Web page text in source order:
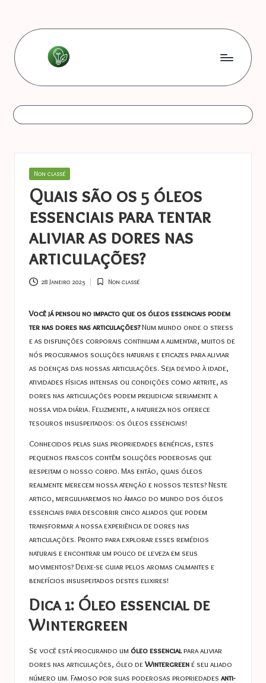
content
L
e
s
o
n
n
e
s
a
s
t
u
c
e
s
astuces
Posted
Non classé
Quais são os 5 óleos
essenciais para tentar
aliviar as dores nas
articulações?
28 Janeiro 2025
Posted
Non classé
Você já pensou no impacto que os óleos essenciais podem
ter nas dores nas articulações?Num mundo onde o stress
e as disfunções corporais continuam a aumentar, muitos de
nós procuramos soluções naturais e eficazes para aliviar
as doenças das nossas articulações. Seja devido à idade,
atividades físicas intensas ou condições como artrite, as
dores nas articulações podem prejudicar seriamente a
nossa vida diária. Felizmente, a natureza nos oferece
tesouros insuspeitados: os óleos essenciais!
Conhecidos pelas suas propriedades benéficas, estes
pequenos frascos contêm soluções poderosas que
respeitam o nosso corpo. Mas então, quais óleos
realmente merecem nossa atenção e nossos testes? Neste
artigo, mergulharemos no âmago do mundo dos óleos
essenciais para descobrir cinco aliados que podem
transformar a nossa experiência de dores nas
articulações. Pronto para explorar esses remédios
naturais e encontrar um pouco de leveza em seus
movimentos? Deixe-se guiar pelos aromas calmantes e
benefícios insuspeitados destes elixires!
Dica 1: Óleo essencial de
Wintergreen
Se você está procurando um óleo essencialpara aliviar
dores nas articulações, óleo deWintergreené seu aliado
número um. Famoso por suas poderosas propriedades anti-